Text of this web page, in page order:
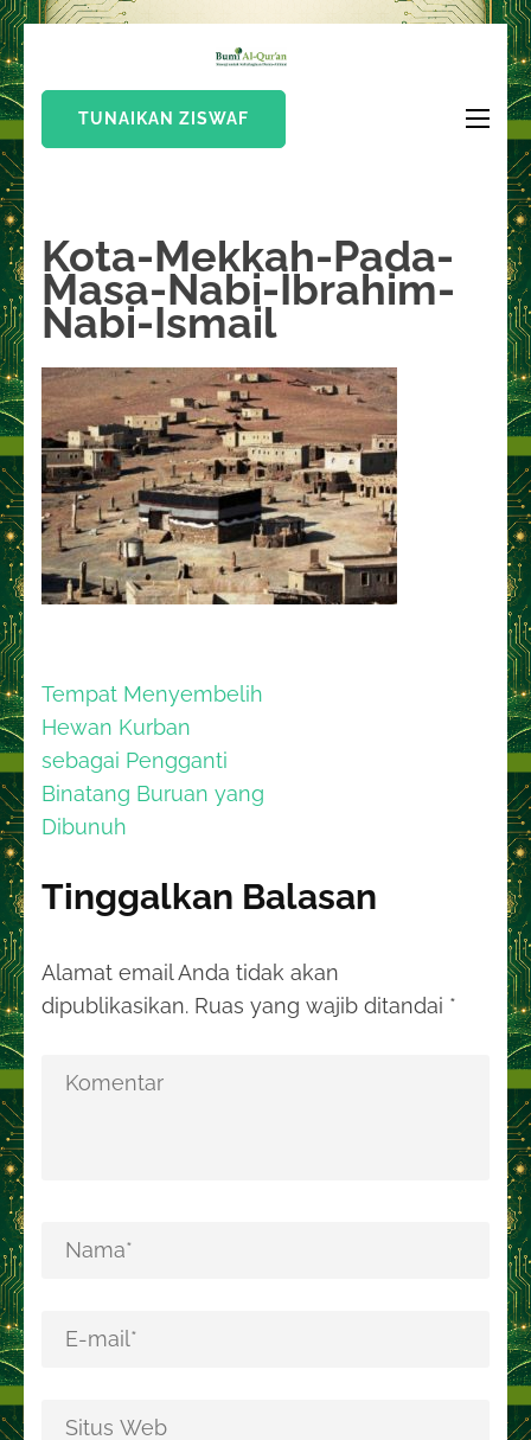
Lompat
ke
konten
(Tekan
Enter)
Kebahagiaan Dunia-
TUNAIKAN ZISWAF
Kota-Mekkah-Pada-
Masa-Nabi-Ibrahim-
Nabi-Ismail
Navigasi
pos
Tempat Menyembelih
Hewan Kurban
sebagai Pengganti
Binatang Buruan yang
Dibunuh
Tinggalkan Balasan
Alamat email Anda tidak akan
dipublikasikan. Ruas yang wajib ditandai *